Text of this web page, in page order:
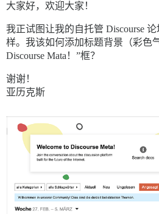
大家好，欢迎大家！
我正试图让我的自托管 Discourse
样。我该如何添加标题背景（彩色
Discourse Mata！”框？
谢谢！
亚历克斯